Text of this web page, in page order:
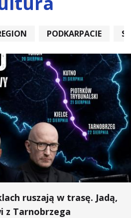
PODKARPACIE
ruszają w trasę. Jadą,
z Tarnobrzega